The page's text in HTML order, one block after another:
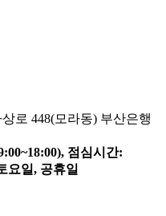
로 448(모라동) 부산은행
점심시간:
요일, 공휴일